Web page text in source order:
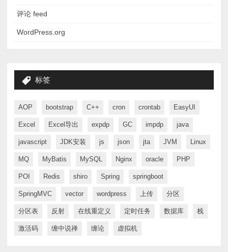
评论 feed
WordPress.org
标签
AOP bootstrap C++ cron crontab EasyUI
Excel Excel导出 expdp GC impdp java
javascript JDK安装 js json jta JVM Linux
MQ MyBatis MySQL Nginx oracle PHP
POI Redis shiro Spring springboot
SpringMVC vector wordpress 上传 分区
分区表 反射 在线重定义 定时任务 数据库 栈
激活码 缠中说禅 缠论 虚拟机